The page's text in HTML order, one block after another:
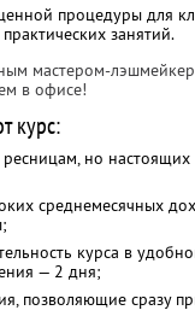
процедуры для
занятий.
мастером-
в офисе!
курс:
но
среднемесячных
курса в
— 2 дня;
позволяющие сразу